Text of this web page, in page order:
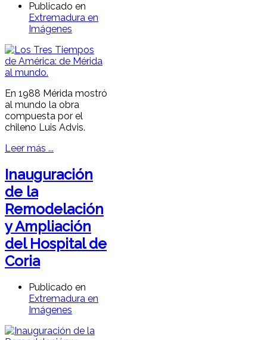
Publicado en
Extremadura en
Imágenes
En 1988 Mérida mostró
al mundo la obra
compuesta por el
chileno Luis Advis.
Leer más ...
Inauguración
de la
Remodelación
y Ampliación
del Hospital de
Coria
Publicado en
Extremadura en
Imágenes